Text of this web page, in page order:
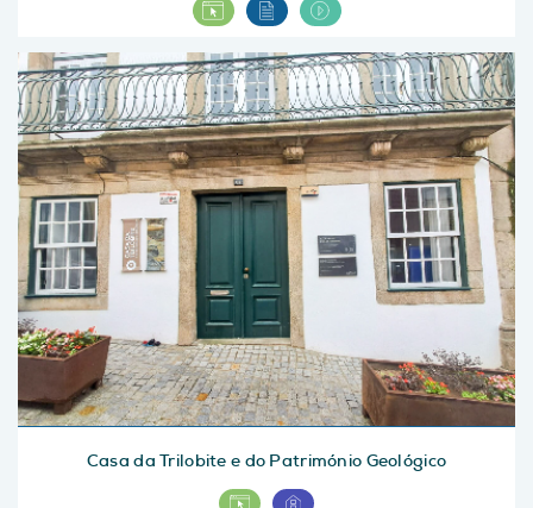
Casa da Trilobite e do Património Geológico